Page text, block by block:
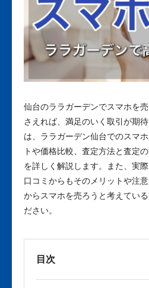
仙台のララガーデンでスマホを
さえれば、満足のいく取引が期
は、ララガーデン仙台でのスマ
トや価格比較、査定方法と査定
を詳しく解説します。また、実
口コミからもそのメリットや注
からスマホを売ろうと考えてい
ださい。
目次